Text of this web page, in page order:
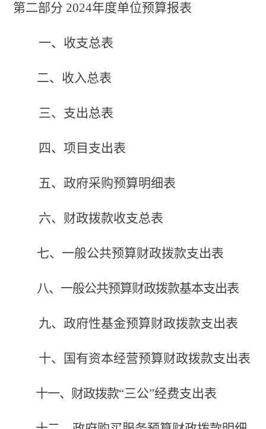
第二部分 2024年度单位预算报表
一、收支总表
二、收入总表
三、支出总表
四、项目支出表
五、政府采购预算明细表
六、财政拨款收支总表
七、一般公共预算财政拨款支出表
八、一般公共预算财政拨款基本支出表
九、政府性基金预算财政拨款支出表
十、国有资本经营预算财政拨款支出表
十一、财政拨款“三公”经费支出表